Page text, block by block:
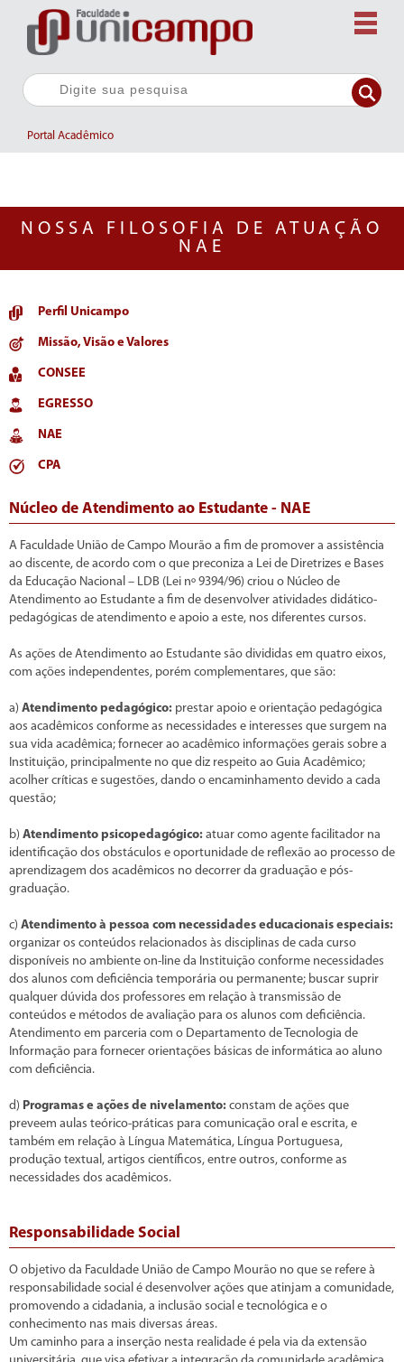
Portal Acadêmico
NOSSA FILOSOFIA DE ATUAÇÃO
NAE
Perfil Unicampo
Missão, Visão e Valores
CONSEE
EGRESSO
NAE
CPA
Núcleo de Atendimento ao Estudante - NAE
A Faculdade União de Campo Mourão a fim de promover a assistência
ao discente, de acordo com o que preconiza a Lei de Diretrizes e Bases
da Educação Nacional – LDB (Lei nº 9394/96) criou o Núcleo de
Atendimento ao Estudante a fim de desenvolver atividades didático-
pedagógicas de atendimento e apoio a este, nos diferentes cursos.
As ações de Atendimento ao Estudante são divididas em quatro eixos,
com ações independentes, porém complementares, que são:
a) Atendimento pedagógico: prestar apoio e orientação pedagógica
aos acadêmicos conforme as necessidades e interesses que surgem na
sua vida acadêmica; fornecer ao acadêmico informações gerais sobre a
Instituição, principalmente no que diz respeito ao Guia Acadêmico;
acolher críticas e sugestões, dando o encaminhamento devido a cada
questão;
b) Atendimento psicopedagógico: atuar como agente facilitador na
identificação dos obstáculos e oportunidade de reflexão ao processo de
aprendizagem dos acadêmicos no decorrer da graduação e pós-
graduação.
c) Atendimento à pessoa com necessidades educacionais especiais:
organizar os conteúdos relacionados às disciplinas de cada curso
disponíveis no ambiente on-line da Instituição conforme necessidades
dos alunos com deficiência temporária ou permanente; buscar suprir
qualquer dúvida dos professores em relação à transmissão de
conteúdos e métodos de avaliação para os alunos com deficiência.
Atendimento em parceria com o Departamento de Tecnologia de
Informação para fornecer orientações básicas de informática ao aluno
com deficiência.
d) Programas e ações de nivelamento: constam de ações que
preveem aulas teórico-práticas para comunicação oral e escrita, e
também em relação à Língua Matemática, Língua Portuguesa,
produção textual, artigos científicos, entre outros, conforme as
necessidades dos acadêmicos.
Responsabilidade Social
O objetivo da Faculdade União de Campo Mourão no que se refere à
responsabilidade social é desenvolver ações que atinjam a comunidade,
promovendo a cidadania, a inclusão social e tecnológica e o
conhecimento nas mais diversas áreas.
Um caminho para a inserção nesta realidade é pela via da extensão